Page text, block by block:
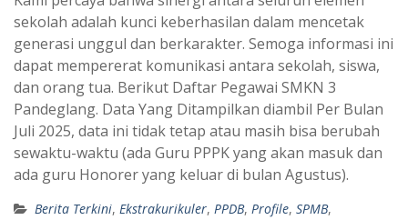
sekolah adalah kunci keberhasilan dalam mencetak
generasi unggul dan berkarakter. Semoga informasi ini
dapat mempererat komunikasi antara sekolah, siswa,
dan orang tua. Berikut Daftar Pegawai SMKN 3
Pandeglang. Data Yang Ditampilkan diambil Per Bulan
Juli 2025, data ini tidak tetap atau masih bisa berubah
sewaktu-waktu (ada Guru PPPK yang akan masuk dan
ada guru Honorer yang keluar di bulan Agustus).
Berita Terkini, Ekstrakurikuler, PPDB, Profile, SPMB,